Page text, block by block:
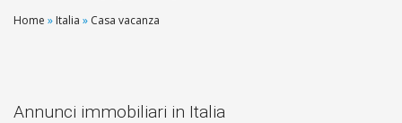
Home » Italia » Casa vacanza
Annunci immobiliari in Italia